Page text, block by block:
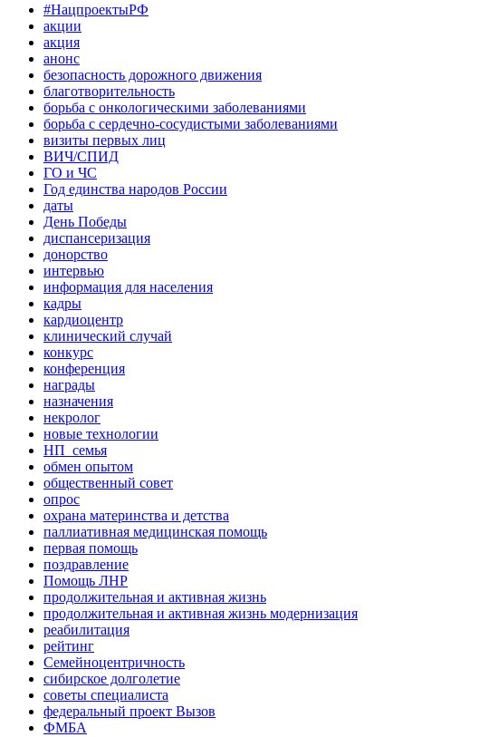
#НацпроектыРФ
акции
акция
анонс
безопасность дорожного движения
благотворительность
борьба с онкологическими заболеваниями
борьба с сердечно-сосудистыми заболеваниями
визиты первых лиц
ВИЧ/СПИД
ГО и ЧС
Год единства народов России
даты
День Победы
диспансеризация
донорство
интервью
информация для населения
кадры
кардиоцентр
клинический случай
конкурс
конференция
награды
назначения
некролог
новые технологии
НП_семья
обмен опытом
общественный совет
опрос
охрана материнства и детства
паллиативная медицинская помощь
первая помощь
поздравление
Помощь ЛНР
продолжительная и активная жизнь
продолжительная и активная жизнь модернизация
реабилитация
рейтинг
Семейноцентричность
сибирское долголетие
советы специалиста
федеральный проект Вызов
ФМБА